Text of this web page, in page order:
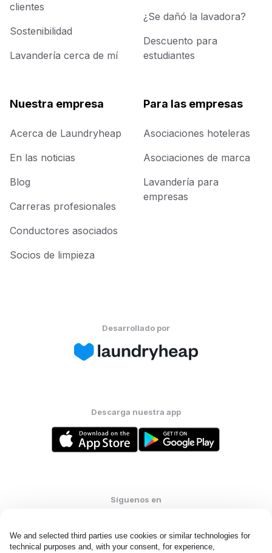
We and selected third parties use cookies or similar technologies for
technical purposes and, with your consent, for experience,
clientes
Sostenibilidad
Lavandería cerca de mí
¿Se dañó la lavadora?
Descuento para
estudiantes
Nuestra empresa
Acerca de Laundryheap
En las noticias
Blog
Carreras profesionales
Conductores asociados
Socios de limpieza
Para las empresas
Asociaciones hoteleras
Asociaciones de marca
Lavandería para
empresas
Desarrollado por
Descarga nuestra app
Síguenos en